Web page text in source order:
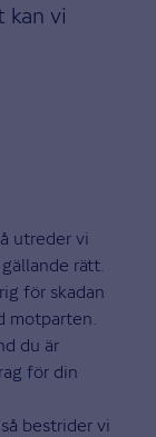
kan vi
utreder vi
rätt.
för skadan
motparten.
du är
för din
bestrider vi